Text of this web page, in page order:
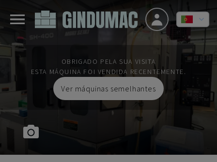
OBRIGADO PELA SUA VISITA
ESTA MÁQUINA FOI VENDIDA RECENTEMENTE.
Ver máquinas semelhantes